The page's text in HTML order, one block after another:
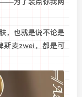
——为了装点你我两
，也就是说不论是
斯麦zwei，都是可